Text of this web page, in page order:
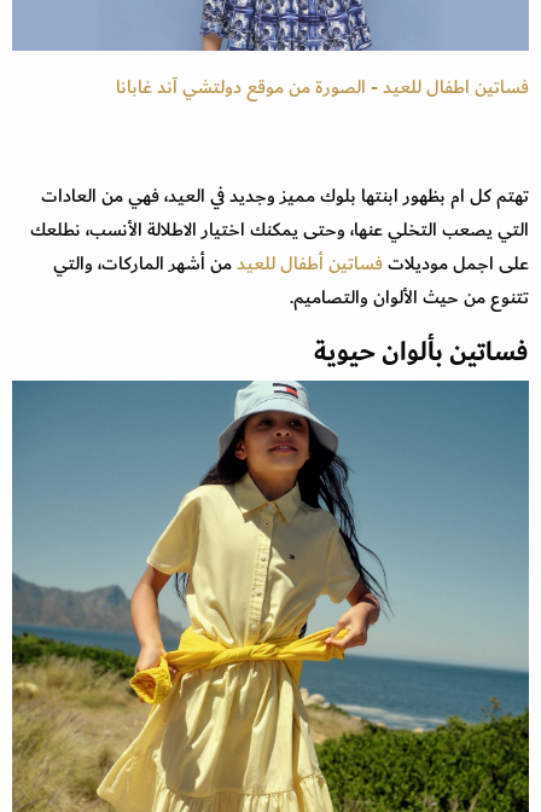
فساتين اطفال للعيد - الصورة من موقع دولتشي آند غابانا
تهتم كل ام بظهور ابنتها بلوك مميز وجديد في العيد، فهي من العادات
التي يصعب التخلي عنها، وحتى يمكنك اختيار الاطلالة الأنسب، نطلعك
على اجمل موديلاتفساتين أطفال للعيدمن أشهر الماركات، والتي
تتنوع من حيث الألوان والتصاميم.
فساتين بألوان حيوية